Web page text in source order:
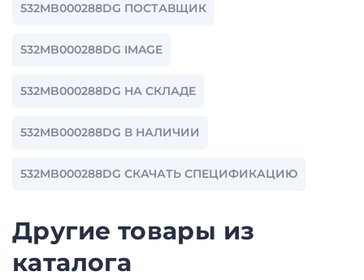
532MB000288DG ПОСТАВЩИК
532MB000288DG IMAGE
532MB000288DG НА СКЛАДЕ
532MB000288DG В НАЛИЧИИ
532MB000288DG СКАЧАТЬ СПЕЦИФИКАЦИЮ
Другие товары из
каталога